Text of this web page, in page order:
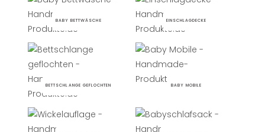
BABY BETTWÄSCHE EINSCHLAGDECKE
BETTSCHLANGE GEFLOCHTEN BABY MOBILE